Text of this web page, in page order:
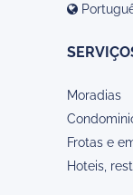
Moradias
Frotas e
Hoteis,